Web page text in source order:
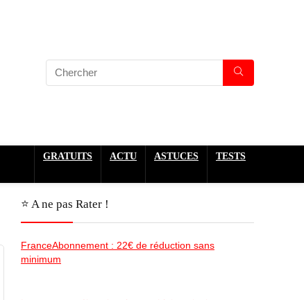
GRATUITS ACTU ASTUCES TESTS
⭐️ A ne pas Rater !
FranceAbonnement : 22€ de réduction sans
minimum